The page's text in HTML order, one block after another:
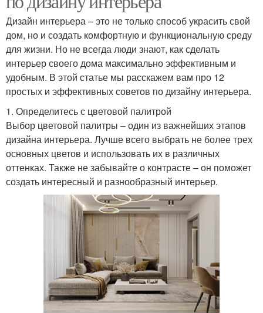
Дизайн интерьера – это не только способ украсить свой
дом, но и создать комфортную и функциональную среду
для жизни. Но не всегда люди знают, как сделать
интерьер своего дома максимально эффективным и
удобным. В этой статье мы расскажем вам про 12
простых и эффективных советов по дизайну интерьера.
1. Определитесь с цветовой палитрой
Выбор цветовой палитры – один из важнейших этапов
дизайна интерьера. Лучше всего выбрать не более трех
основных цветов и использовать их в различных
оттенках. Также не забывайте о контрасте – он поможет
создать интересный и разнообразный интерьер.